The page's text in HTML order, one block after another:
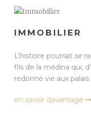
IMMOBILIER
L’histoire pourrait se
fils de la médina qui,
redonné vie aux
en savoir davantage